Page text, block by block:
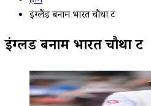
इंग्लैंड बनाम भारत चौथा ट
इंग्लैंड बनाम भारत चौथा ट